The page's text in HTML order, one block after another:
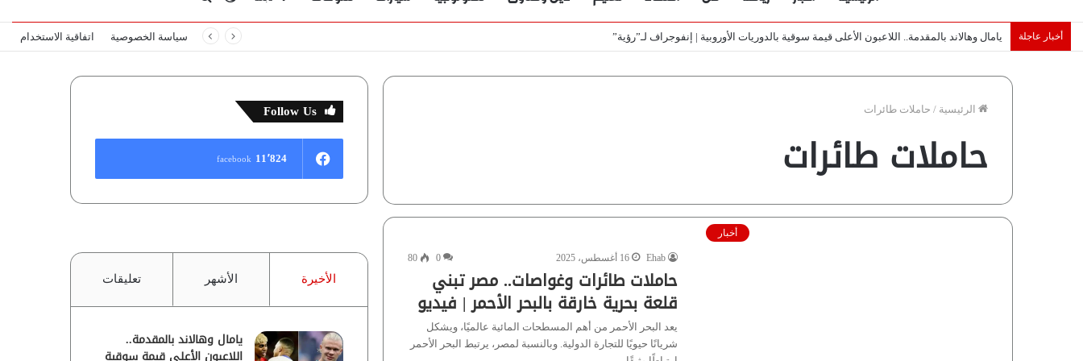
عنالمظلم
أخبار عاجلة خبراء لـ”شبكة رؤية”: «اتفاق مكة» يغيّر قواعد اللعبة بالشرق الأوسط سياسة الخصوصية اتفاقية الاستخدام
الرئيسية / حاملات طائرات
حاملات طائرات
أخبار
Ehab 16 أغسطس، 2025 0
80
حاملات طائرات وغواصات.. مصر تبني
قلعة بحرية خارقة بالبحر الأحمر | فيديو
يعد البحر الأحمر من أهم المسطحات المائية عالميًا، ويشكل
شريانًا حيويًا للتجارة الدولية. وبالنسبة لمصر، يرتبط البحر الأحمر
Follow Us
11٬824 facebook
الأخيرة الأشهر تعليقات
يامال وهالاند بالمقدمة..
اللاعبون الأعلى قيمة سوقية